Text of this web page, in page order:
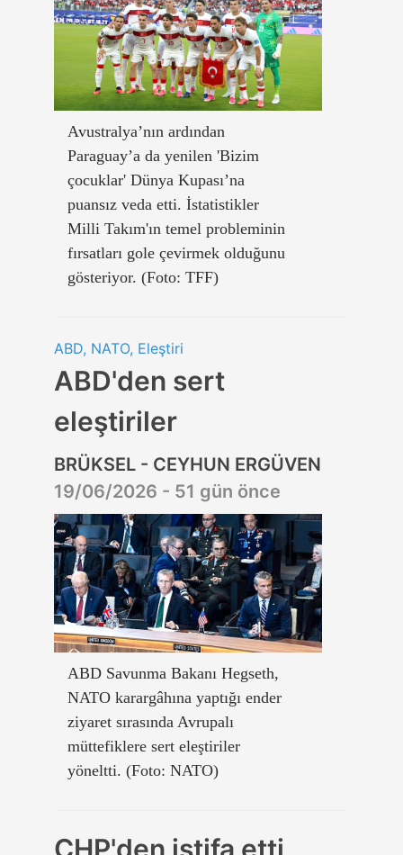
Avustralya’nın ardından
Paraguay’a da yenilen 'Bizim
çocuklar' Dünya Kupası’na
puansız veda etti. İstatistikler
Milli Takım'ın temel probleminin
fırsatları gole çevirmek olduğunu
gösteriyor. (Foto: TFF)
ABD, NATO, Eleştiri
ABD'den sert
eleştiriler
BRÜKSEL - CEYHUN ERGÜVEN
19/06/2026 - 51 gün önce
ABD Savunma Bakanı Hegseth,
NATO karargâhına yaptığı ender
ziyaret sırasında Avrupalı
müttefiklere sert eleştiriler
yöneltti. (Foto: NATO)